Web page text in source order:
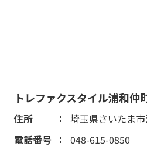
トレファクスタイル浦和仲
住所
埼玉県さいたま
電話番号
048-615-0850